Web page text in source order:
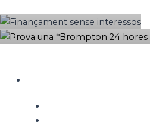
al
contingut
hores sense cost!
de
Brompton
puños